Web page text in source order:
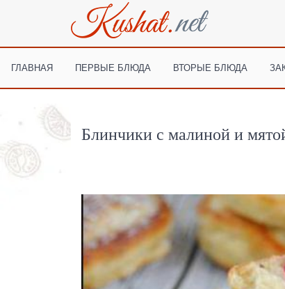
ГЛАВНАЯ ПЕРВЫЕ БЛЮДА ВТОРЫЕ БЛЮДА
Блинчики с малиной и